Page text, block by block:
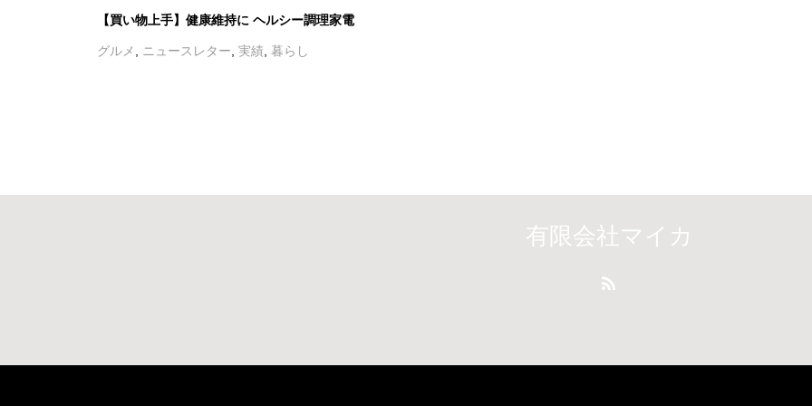
【買い物上手】健康維持に ヘルシー調理家電
グルメ ニュースレター 実績 暮らし
有限会社マイカ